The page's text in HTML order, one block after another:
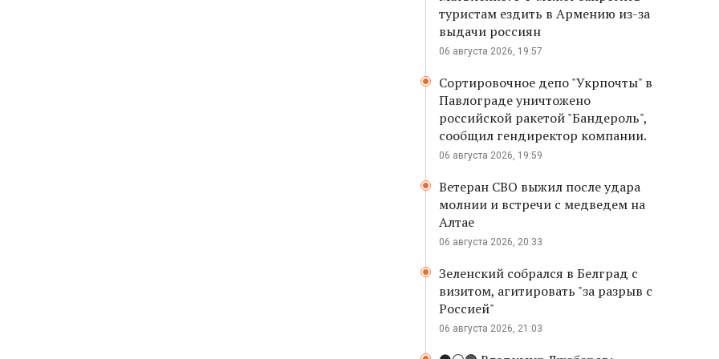
туристам ездить в Армению из-за
выдачи россиян
06 августа 2026, 19:57
Сортировочное депо "Укрпочты" в
Павлограде уничтожено
российской ракетой "Бандероль",
сообщил гендиректор компании.
06 августа 2026, 19:59
Ветеран СВО выжил после удара
молнии и встречи с медведем на
Алтае
06 августа 2026, 20:33
Зеленский собрался в Белград с
визитом, агитировать "за разрыв с
Россией"
06 августа 2026, 21:03